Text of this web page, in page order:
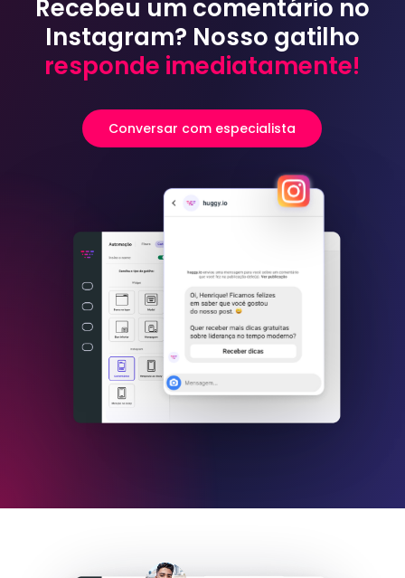
Recebeu um comentário no
Instagram? Nosso gatilho
responde imediatamente!
Conversar com especialista